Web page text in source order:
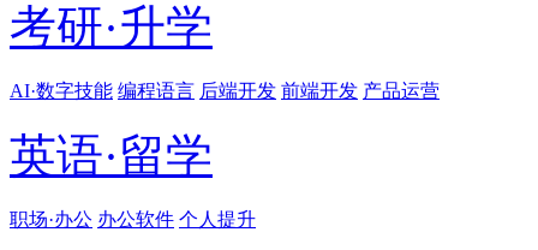
考研·升学
AI·数字技能 编程语言 后端开发 前端开发 产品运营
英语·留学
职场·办公 办公软件 个人提升